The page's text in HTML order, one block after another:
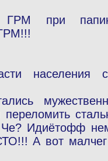
ГРМ при
населения
Идиётофф
А вот